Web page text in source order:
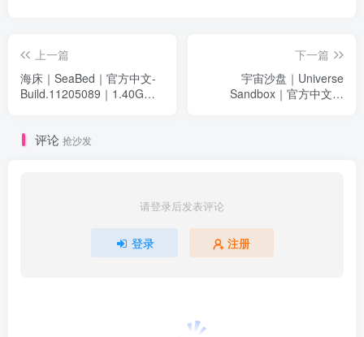
上一篇
海床｜SeaBed｜官方中文-
Build.11205089｜1.40G｜
下一篇
宇宙沙盘｜Universe
Sandbox｜官方中文｜
评论 抢沙发
请登录后发表评论
登录 注册